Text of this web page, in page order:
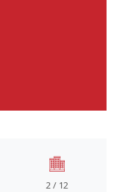
2 / 12